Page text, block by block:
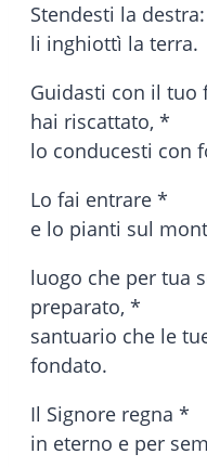
Stendesti la
li inghiottì la terra.
Guidasti con il tuo
hai riscattato, *
lo conducesti con
Lo fai entrare *
e lo pianti sul
luogo che per tua
preparato, *
santuario che le
fondato.
Il Signore regna *
in eterno e per